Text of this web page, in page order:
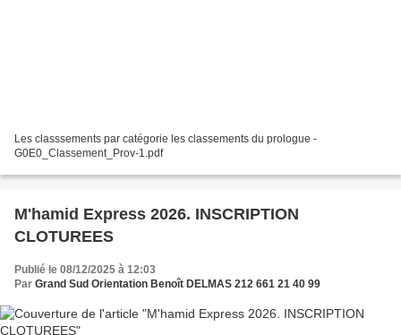
Les classsements par catégorie les classements du prologue -
G0E0_Classement_Prov-1.pdf
M'hamid Express 2026. INSCRIPTION
CLOTUREES
Publié le 08/12/2025 à 12:03
Par Grand Sud Orientation Benoît DELMAS 212 661 21 40 99